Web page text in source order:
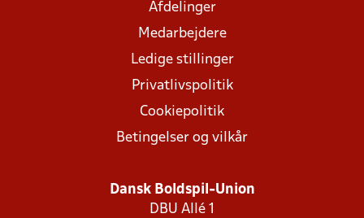
Afdelinger
Medarbejdere
Ledige stillinger
Privatlivspolitik
Cookiepolitik
Betingelser og vilkår
Dansk Boldspil-Union
DBU Allé 1